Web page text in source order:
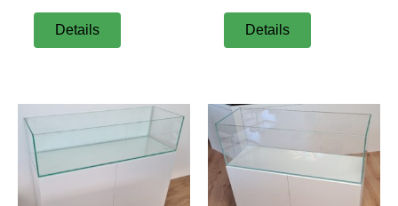
Details Details